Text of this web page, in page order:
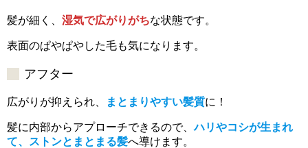
髪が細く、 湿気で広がりがちな状態です。
表面のぱやぱやした毛も気になります。
アフター
広がりが抑えられ、 まとまりやすい髪質に！
髪に内部からアプローチできるので、ハリやコシが生まれ
て、ストンとまとまる髪へ導けます。